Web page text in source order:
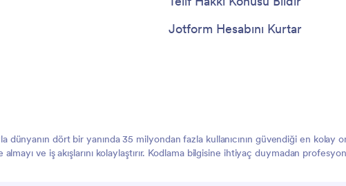
Jotform Hesabını Kurtar
dünyanın dört bir yanında 35 milyondan fazla kullanıcının güvendiği en
ve iş akışlarını kolaylaştırır. Kodlama bilgisine ihtiyaç duymadan